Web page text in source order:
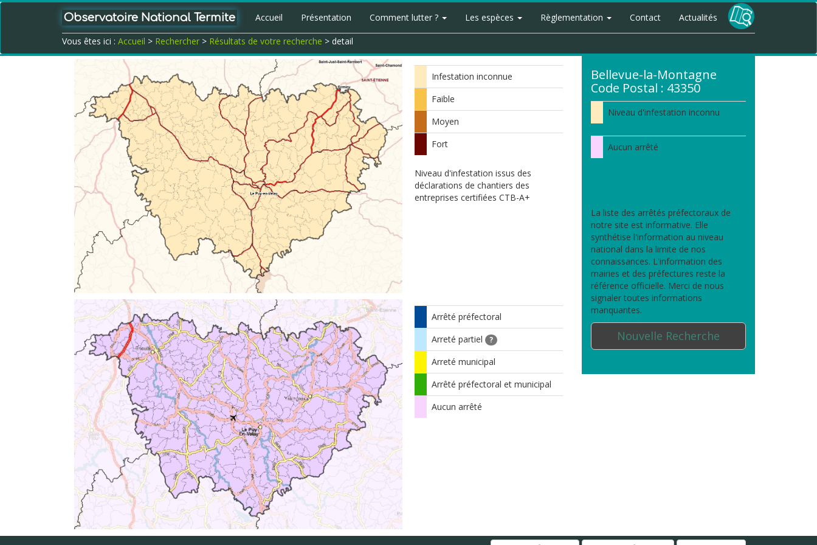
Observatoire National Termite Accueil Présentation Comment lutter ? Les espèces Règlementation Contact Actualités
Vous êtes ici : Accueil > Rechercher > Résultats de votre recherche > detail
Infestation inconnue
Faible
Moyen
Fort
Niveau d'infestation issus des
déclarations de chantiers des
entreprises certifiées CTB-A+
Arrêté préfectoral
Arreté partiel
?
Arreté municipal
Arrêté préfectoral et municipal
Aucun arrêté
Bellevue-la-Montagne
Code Postal : 43350
Niveau d'infestation inconnu
Aucun arrêté
La liste des arrêtés préfectoraux de
notre site est informative. Elle
synthétise l'information au niveau
national dans la limite de nos
connaissances. L'information des
mairies et des préfectures reste la
référence officielle. Merci de nous
signaler toutes informations
manquantes.
Nouvelle Recherche